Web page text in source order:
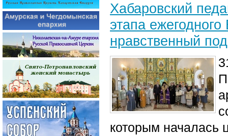
Хабаровский
этапа
нравственный
которым началась